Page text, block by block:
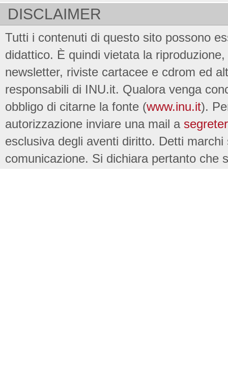
DISCLAIMER
Tutti i contenuti di questo sito possono
didattico. È quindi vietata la
newsletter, riviste cartacee e cdrom ed
responsabili di INU.it. Qualora venga
obbligo di citarne la fonte (www.inu.it).
autorizzazione inviare una mail a
esclusiva degli aventi diritto. Detti
comunicazione. Si dichiara pertanto che